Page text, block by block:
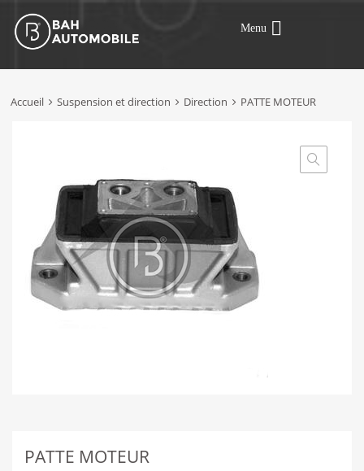
Menu
Accueil Suspension et direction Direction PATTE MOTEUR
PATTE MOTEUR